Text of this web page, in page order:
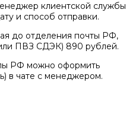
клиентской службы
и способ отправки.
до отделения почты РФ,
ПВЗ СДЭК) 890 рублей.
РФ можно оформить
в чате с менеджером.